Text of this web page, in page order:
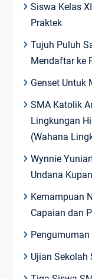
Siswa Kelas
Praktek
Tujuh Puluh
Mendaftar ke
Genset Untuk
SMA Katolik
Lingkungan
(Wahana
Wynnie
Undana
Kemampuan
Capaian dan
Ujian Sekolah